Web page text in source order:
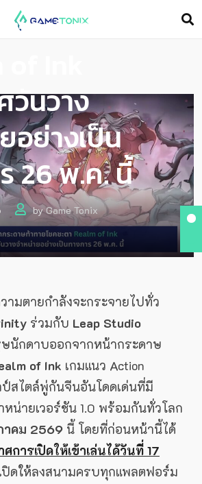
ชคชะตา!
วันวาง
อย่างเป็น
26 พ.ค. นี้
byGame Tonix
ามตายกำลังจะกระจายไปทั่ว
ร่วมกับ Leap Studio
นักดาบออกจากหน้ากระดาษ
of Ink เกมแนว Action
ป์สไตล์พู่กันจีนอันโดดเด่นที่มี
หน่ายเวอร์ชัน 1.0 พร้อมกันทั่วโลก
คม 2569 นี้ โดยที่ก่อนหน้านี้ได้
การเปิดให้เข้าเล่นได้วันที่ 17
ปิดให้ลงสนามครบทุกแพลตฟอร์ม